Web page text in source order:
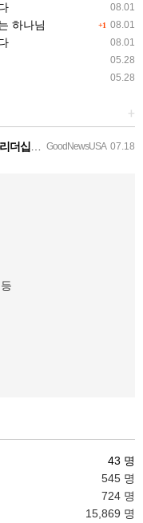
08.01
+1 08.01
하나님
08.01
05.28
05.28
+
GoodNewsUSA 07.18
진, 본부장…
43 명
545 명
724 명
15,869 명